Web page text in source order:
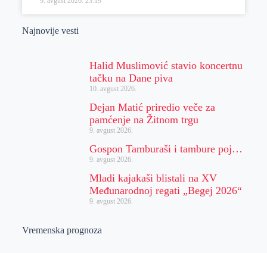
Najnovije vesti
Halid Muslimović stavio koncertnu
tačku na Dane piva
10. avgust 2026.
Dejan Matić priredio veče za
pamćenje na Žitnom trgu
9. avgust 2026.
Gospon Tamburaši i tambure poj…
9. avgust 2026.
Mladi kajakaši blistali na XV
Međunarodnoj regati „Begej 2026“
9. avgust 2026.
Vremenska prognoza